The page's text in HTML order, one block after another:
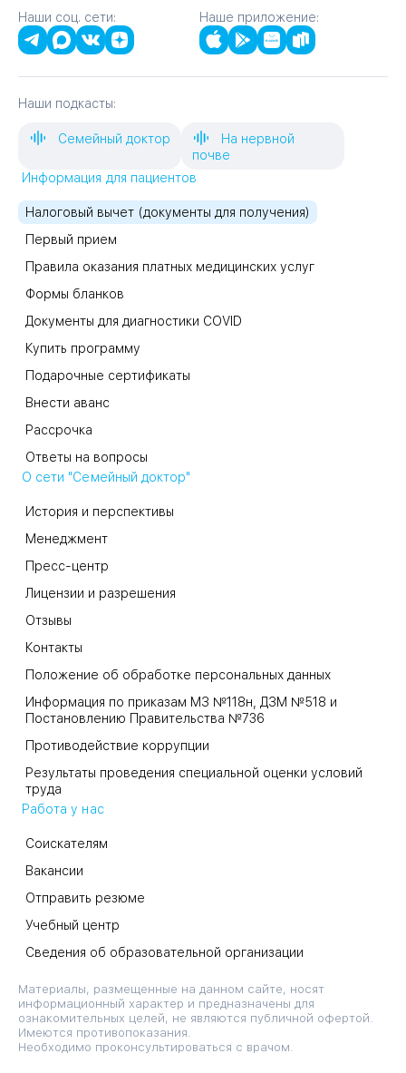
Наши соц. сети: Наше приложение:
Наши подкасты:
Семейный доктор
На нервной
почве
Информация для пациентов
Налоговый вычет (документы для получения)
Первый прием
Правила оказания платных медицинских услуг
Формы бланков
Документы для диагностики COVID
Купить программу
Подарочные сертификаты
Внести аванс
Рассрочка
Ответы на вопросы
О сети "Семейный доктор"
История и перспективы
Менеджмент
Пресс-центр
Лицензии и разрешения
Отзывы
Контакты
Положение об обработке персональных данных
Информация по приказам МЗ №118н, ДЗМ №518 и
Постановлению Правительства №736
Противодействие коррупции
Результаты проведения специальной оценки условий
труда
Работа у нас
Соискателям
Вакансии
Отправить резюме
Учебный центр
Сведения об образовательной организации
Материалы, размещенные на данном сайте, носят
информационный характер и предназначены для
ознакомительных целей, не являются публичной офертой.
Имеются противопоказания.
Необходимо проконсультироваться с врачом.